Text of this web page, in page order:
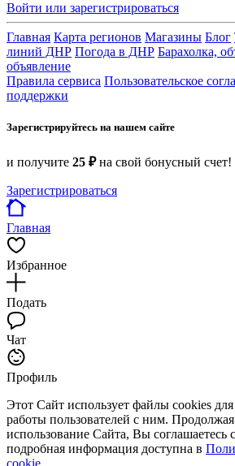
Войти или зарегистрироваться
Главная Карта регионов Магазины Блог
линий ДНР Погода в ДНР Барахолка,
объявление
Правила сервиса Пользовательское
поддержки
Зарегистрируйтесь на нашем сайте
и получите 25 ₽на свой бонусный счет!
Зарегистрироваться
Главная
Избранное
Подать
Чат
Профиль
Этот Сайт использует файлы cookies
работы пользователей с ним.
использование Сайта, Вы соглашаетесь
подробная информация доступна в
cookie